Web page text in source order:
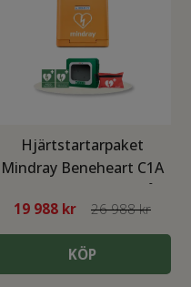
Hjärtstartarpaket
Mindray Beneheart C1A
med POLAR värmeskåp
19 988 kr 26 988 kr
KÖP